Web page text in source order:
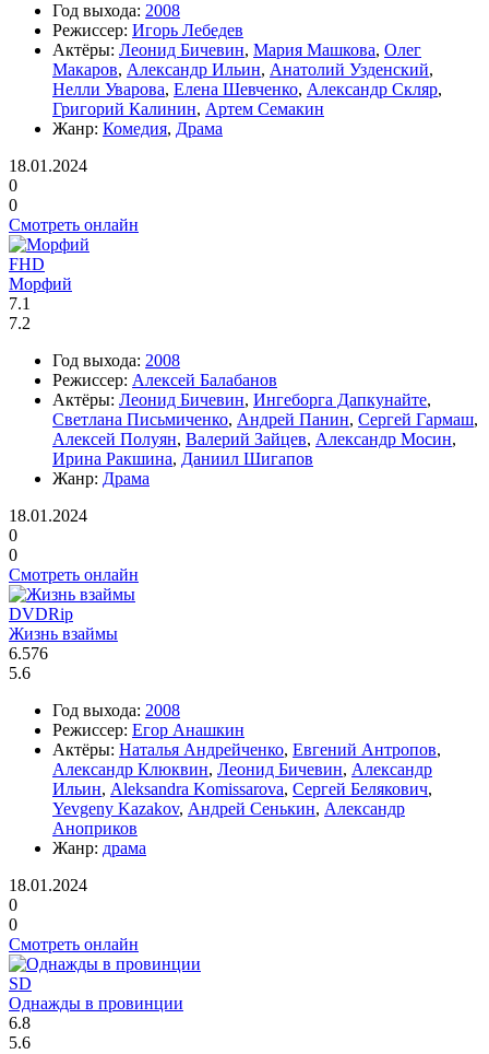
Год выхода: 2008
Режиссер: Игорь Лебедев
Актёры: Леонид Бичевин, Мария Машкова, Олег
Макаров, Александр Ильин, Анатолий Узденский,
Нелли Уварова, Елена Шевченко, Александр Скляр,
Григорий Калинин, Артем Семакин
Жанр: Комедия, Драма
18.01.2024
0
0
Смотреть онлайн
FHD
Морфий
7.1
7.2
Год выхода: 2008
Режиссер: Алексей Балабанов
Актёры: Леонид Бичевин, Ингеборга Дапкунайте,
Светлана Письмиченко, Андрей Панин, Сергей Гармаш,
Алексей Полуян, Валерий Зайцев, Александр Мосин,
Ирина Ракшина, Даниил Шигапов
Жанр: Драма
18.01.2024
0
0
Смотреть онлайн
DVDRip
Жизнь взаймы
6.576
5.6
Год выхода: 2008
Режиссер: Егор Анашкин
Актёры: Наталья Андрейченко, Евгений Антропов,
Александр Клюквин, Леонид Бичевин, Александр
Ильин, Aleksandra Komissarova, Сергей Белякович,
Yevgeny Kazakov, Андрей Сенькин, Александр
Аноприков
Жанр: драма
18.01.2024
0
0
Смотреть онлайн
SD
Однажды в провинции
6.8
5.6